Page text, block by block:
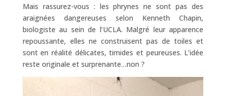
Mais rassurez-vous : les phrynes ne sont pas des
araignées dangereuses selon Kenneth Chapin,
biologiste au sein de l’UCLA. Malgré leur apparence
repoussante, elles ne construisent pas de toiles et
sont en réalité délicates, timides et peureuses. L’idée
reste originale et surprenante…non ?